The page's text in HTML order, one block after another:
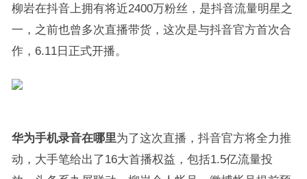
柳岩在抖音上拥有将近2400万粉丝，是抖音流量明星之
一，之前也曾多次直播带货，这次是与抖音官方首次合
作，6.11日正式开播。
华为手机录音在哪里为了这次直播，抖音官方将全力推
动，大手笔给出了16大首播权益，包括1.5亿流量投